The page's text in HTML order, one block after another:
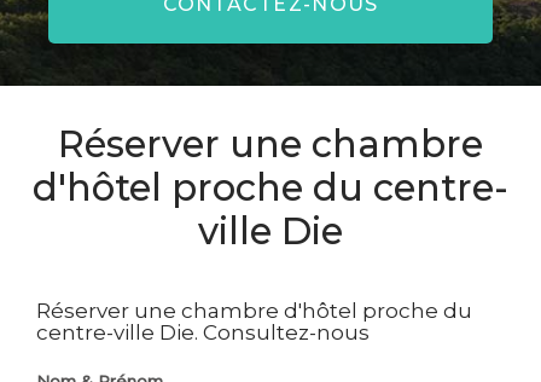
Réserver une chambre
d'hôtel proche du centre-
ville Die
Réserver une chambre d'hôtel proche du
centre-ville Die. Consultez-nous